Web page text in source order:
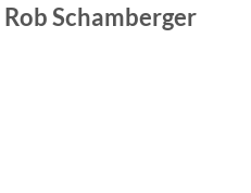
Schamberger